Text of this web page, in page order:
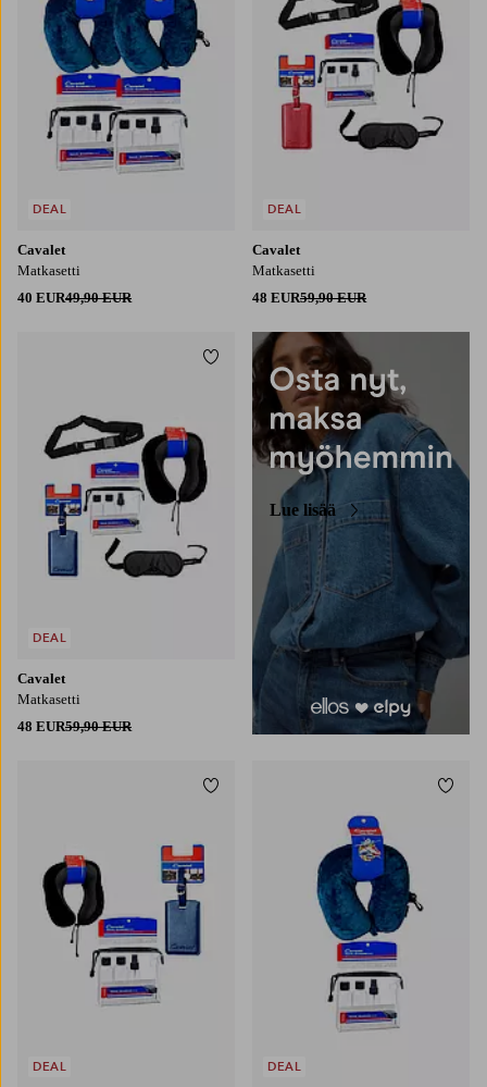
Cavalet
Matkasetti
40 EUR49,90 EUR
DEAL
Cavalet
Matkasetti
48 EUR59,90 EUR
DEAL
Cavalet
Matkasetti
48 EUR59,90 EUR
DEAL
Lisää suosikkeihin
Lue lisää
DEAL
Lisää suosikkeihin
DEAL